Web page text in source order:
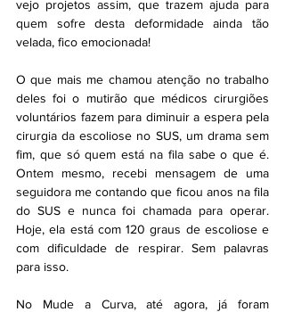
vejo projetos assim, que trazem ajuda para
quem sofre desta deformidade ainda tão
velada, fico emocionada!
O que mais me chamou atenção no trabalho
deles foi o mutirão que médicos cirurgiões
voluntários fazem para diminuir a espera pela
cirurgia da escoliose no SUS, um drama sem
fim, que só quem está na fila sabe o que é.
Ontem mesmo, recebi mensagem de uma
seguidora me contando que ficou anos na fila
do SUS e nunca foi chamada para operar.
Hoje, ela está com 120 graus de escoliose e
com dificuldade de respirar. Sem palavras
para isso.
No Mude a Curva, até agora, já foram